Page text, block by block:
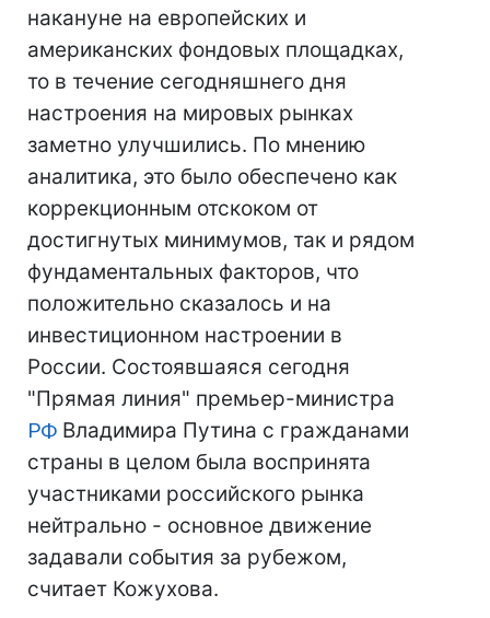
накануне на европейских и
американских фондовых площадках,
то в течение сегодняшнего дня
настроения на мировых рынках
заметно улучшились. По мнению
аналитика, это было обеспечено как
коррекционным отскоком от
достигнутых минимумов, так и рядом
фундаментальных факторов, что
положительно сказалось и на
инвестиционном настроении в
России. Состоявшаяся сегодня
"Прямая линия" премьер-министра
РФ Владимира Путина с гражданами
страны в целом была воспринята
участниками российского рынка
нейтрально - основное движение
задавали события за рубежом,
считает Кожухова.